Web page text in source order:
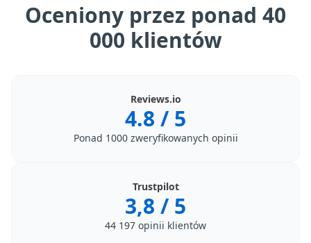
Oceniony przez ponad 40
000 klientów
Reviews.io
4.8 / 5
Ponad 1000 zweryfikowanych opinii
Trustpilot
3,8 / 5
44 197 opinii klientów